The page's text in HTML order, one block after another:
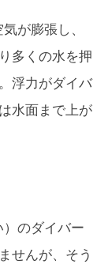
が膨張し、
多くの水を押
浮力がダイバ
水面まで上が
のダイバー
せんが、そう